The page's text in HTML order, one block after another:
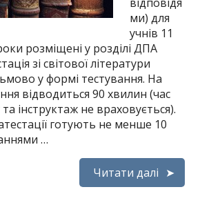
ми) для
учнів 11
розміщені у розділі ДПА
зі світової літератури
у формі тестування. На
відводиться 90 хвилин (час
та інструктаж не враховується).
готують не менше 10
…
Читати далі